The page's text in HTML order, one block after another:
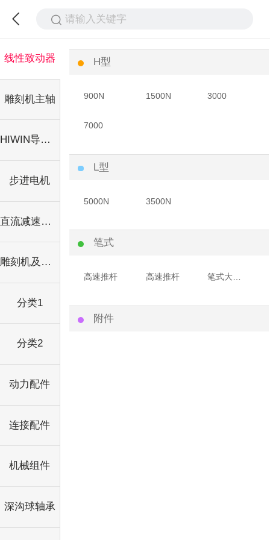
请输入关键字
线性致动器
雕刻机主轴
HIWIN导轨系列
步进电机
直流减速电机
雕刻机及车床工具
分类1
分类2
动力配件
连接配件
机械组件
深沟球轴承
H型
900N 1500N 3000
7000
L型
5000N 3500N
笔式
高速推杆 高速推杆 笔式大推力1500N
附件